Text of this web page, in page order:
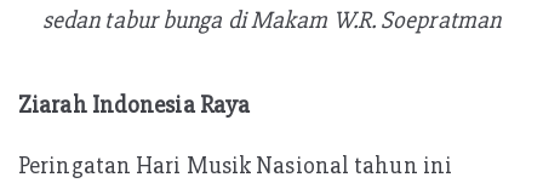
sedan tabur bunga di Makam W.R. Soepratman
Ziarah Indonesia Raya
Peringatan Hari Musik Nasional tahun ini